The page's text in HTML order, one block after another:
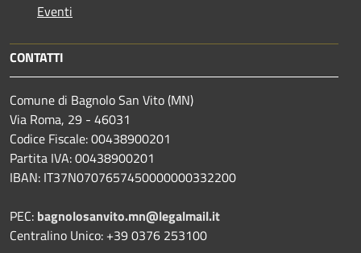
Eventi
CONTATTI
Comune di Bagnolo San Vito (MN)
Via Roma, 29 - 46031
Codice Fiscale: 00438900201
Partita IVA: 00438900201
IBAN: IT37N0707657450000000332200
PEC: bagnolosanvito.mn@legalmail.it
Centralino Unico: +39 0376 253100